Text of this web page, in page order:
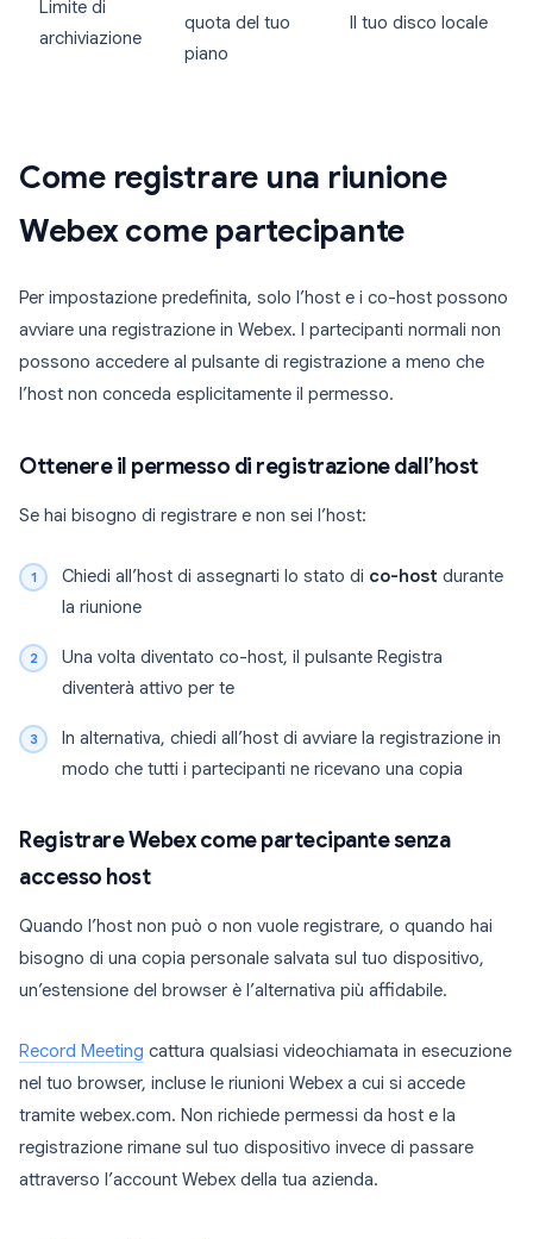
Limite di
archiviazione
quota del tuo
piano
Il tuo disco locale
Come registrare una riunione
Webex come partecipante
Per impostazione predefinita, solo l’host e i co-host possono
avviare una registrazione in Webex. I partecipanti normali non
possono accedere al pulsante di registrazione a meno che
l’host non conceda esplicitamente il permesso.
Ottenere il permesso di registrazione dall’host
Se hai bisogno di registrare e non sei l’host:
Chiedi all’host di assegnarti lo stato di co-host durante
la riunione
Una volta diventato co-host, il pulsante Registra
diventerà attivo per te
In alternativa, chiedi all’host di avviare la registrazione in
modo che tutti i partecipanti ne ricevano una copia
Registrare Webex come partecipante senza
accesso host
Quando l’host non può o non vuole registrare, o quando hai
bisogno di una copia personale salvata sul tuo dispositivo,
un’estensione del browser è l’alternativa più affidabile.
Record Meeting cattura qualsiasi videochiamata in esecuzione
nel tuo browser, incluse le riunioni Webex a cui si accede
tramite webex.com. Non richiede permessi da host e la
registrazione rimane sul tuo dispositivo invece di passare
attraverso l’account Webex della tua azienda.